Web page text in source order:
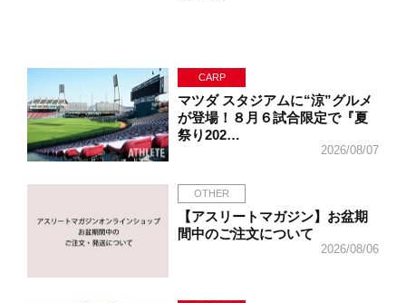
CARP
マツダ スタジアムに“涼”グルメ
が登場！８月６試合限定で『夏
祭り202…
2026/08/07
OTHER
【アスリートマガジン】お盆期
間中のご注文について
2026/08/06